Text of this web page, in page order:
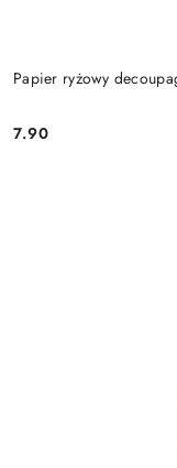
Papier ryżowy
Cena:
7.90